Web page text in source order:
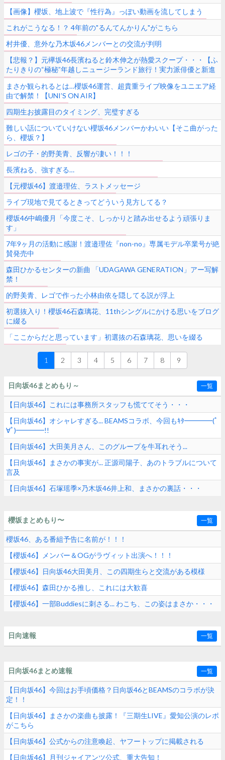
【画像】櫻坂、地上波で『性行為』っぽい動画を流してしまう
これがこうなる！？ 4年前の"るんてんかりん"がこちら
村井優、意外な乃木坂46メンバーとの交流が判明
【悲報？】元欅坂46長濱ねると鈴木伸之が熱愛スクープ・・・【ふ
たりきりの“極秘”年越しニュージーランド旅行！実力派俳優と新進
女優のHOTな関係】
まさか観られるとは…櫻坂46運営、超貴重ライブ映像をユニエア経
由で解禁！【UNI’S ON AIR】
四期生お披露目のタイミング、完璧すぎる
難しい話についていけない櫻坂46メンバーかわいい【そこ曲がった
ら、櫻坂？】
レゴの子・的野美青、反響が凄い！！！
長濱ねる、強すぎる…
【元櫻坂46】渡邉理佐、ラストメッセージ
ライブ現地で見てるときってどういう見方してる？
櫻坂46中嶋優月「今度こそ、しっかりと踏み出せるよう頑張りま
す」
7年9ヶ月の活動に感謝！渡邉理佐『non-no』専属モデル卒業号が絶
賛発売中
森田ひかるセンターの新曲 「UDAGAWA GENERATION」アー写解
禁！
的野美青、レゴで作った小林由依を隠してる説が浮上
初選抜入り！櫻坂46石森璃花、11thシングルにかける思いをブログ
に綴る
「ここからだと思っています」初選抜の石森璃花、思いを綴る
1 2 3 4 5 6 7 8 9
日向坂46まとめもり～ 一覧
【日向坂46】これには事務所スタッフも慌ててそう・・・
【日向坂46】オシャレすぎる... BEAMSコラボ、今回もｷﾀ━━━━(ﾟ
∀ﾟ)━━━━!!
【日向坂46】大田美月さん、このグループを牛耳れそう...
【日向坂46】まさかの事実が... 正源司陽子、あのトラブルについて
言及
【日向坂46】石塚瑶季×乃木坂46井上和、まさかの裏話・・・
櫻坂まとめもり〜 一覧
櫻坂46、ある番組予告に名前が！！！
【櫻坂46】メンバー＆OGがラヴィット出演へ！！！
【櫻坂46】日向坂46大田美月、この四期生らと交流がある模様
【櫻坂46】森田ひかる推し、これには大歓喜
【櫻坂46】一部Buddiesに刺さる... わこち、この姿はまさか・・・
日向速報 一覧
日向坂46まとめ速報 一覧
【日向坂46】今回はお手頃価格？日向坂46とBEAMSのコラボが決
定！！
【日向坂46】まさかの楽曲も披露！『三期生LIVE』愛知公演のレポ
がこちら
【日向坂46】公式からの注意喚起、ヤフートップに掲載される
【日向坂46】月刊ジャイアンツ公式、重大告知！